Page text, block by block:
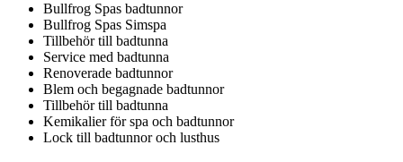
Bullfrog Spas badtunnor
Bullfrog Spas Simspa
Tillbehör till badtunna
Service med badtunna
Renoverade badtunnor
Blem och begagnade badtunnor
Tillbehör till badtunna
Kemikalier för spa och badtunnor
Lock till badtunnor och lusthus